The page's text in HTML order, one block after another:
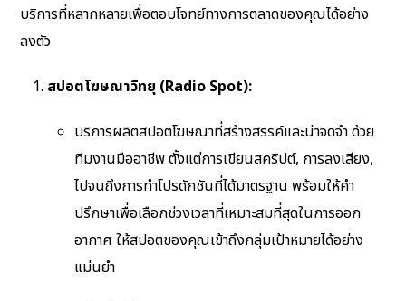
บริการที่หลากหลายเพื่อตอบโจทย์ทางการตลาดของคุณได้อย่าง
ลงตัว
สปอตโฆษณาวิทยุ (Radio Spot):
บริการผลิตสปอตโฆษณาที่สร้างสรรค์และน่าจดจำ ด้วย
ทีมงานมืออาชีพ ตั้งแต่การเขียนสคริปต์, การลงเสียง,
ไปจนถึงการทำโปรดักชันที่ได้มาตรฐาน พร้อมให้คำ
ปรึกษาเพื่อเลือกช่วงเวลาที่เหมาะสมที่สุดในการออก
อากาศ ให้สปอตของคุณเข้าถึงกลุ่มเป้าหมายได้อย่าง
แม่นยำ